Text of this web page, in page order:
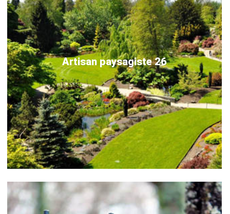
Artisan paysagiste 26